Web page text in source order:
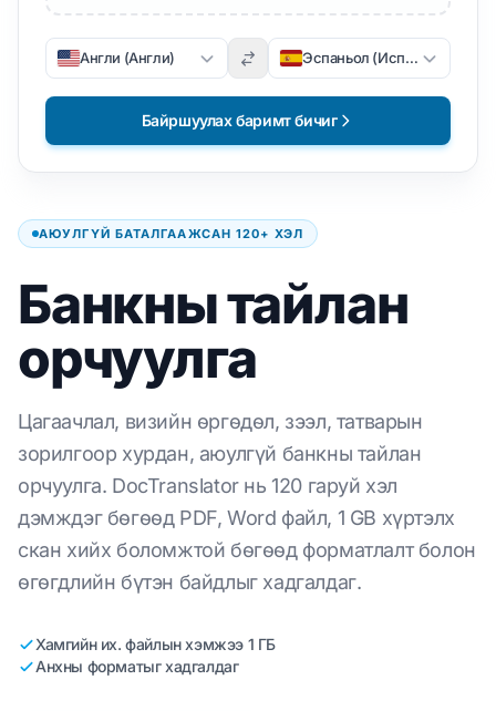
АЮУЛГҮЙ БАТАЛГААЖСАН 120+ ХЭЛ
Банкны тайлан
орчуулга
Цагаачлал, визийн өргөдөл, зээл, татварын
зорилгоор хурдан, аюулгүй банкны тайлан
орчуулга. DocTranslator нь 120 гаруй хэл
дэмждэг бөгөөд PDF, Word файл, 1 GB хүртэлх
скан хийх боломжтой бөгөөд форматлалт болон
өгөгдлийн бүтэн байдлыг хадгалдаг.
Хамгийн их. файлын хэмжээ 1 ГБ
Анхны форматыг хадгалдаг
Англи (Англи) Эспаньол (Испани)
Байршуулах баримт бичиг